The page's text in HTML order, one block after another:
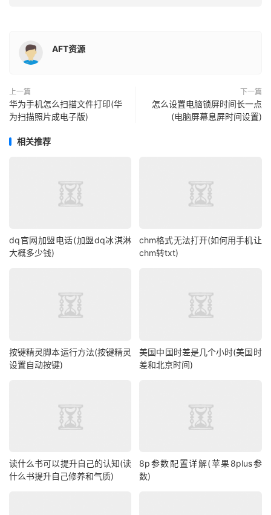
AFT资源
上一篇
华为手机怎么扫描文件打印(华
为扫描照片成电子版)
下一篇
怎么设置电脑锁屏时间长一点
(电脑屏幕息屏时间设置)
相关推荐
dq官网加盟电话(加盟dq冰淇淋
大概多少钱)
chm格式无法打开(如何用手机让
chm转txt)
按键精灵脚本运行方法(按键精灵
设置自动按键)
美国中国时差是几个小时(美国时
差和北京时间)
读什么书可以提升自己的认知(读
什么书提升自己修养和气质)
8p参数配置详解(苹果8plus参
数)